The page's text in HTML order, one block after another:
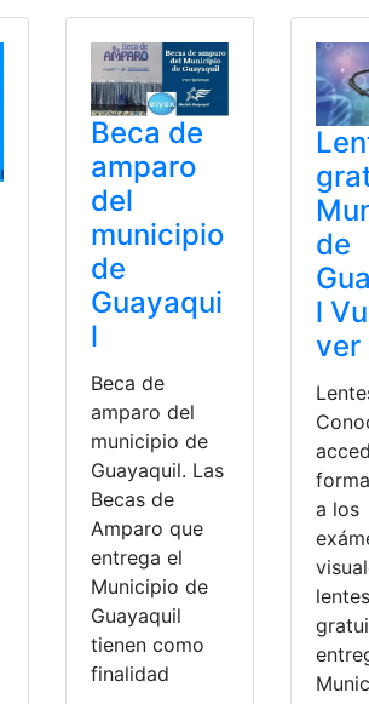
Beca de
amparo
del
municipio
de
Guayaqui
l
Beca de
amparo del
municipio de
Guayaquil. Las
Becas de
Amparo que
entrega el
Municipio de
Guayaquil
tienen como
finalidad
de
l
ver
a los
lentes